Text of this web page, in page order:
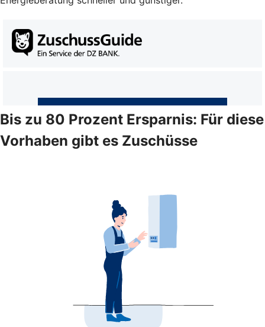
Bis zu 80 Prozent Ersparnis: Für diese
Vorhaben gibt es Zuschüsse